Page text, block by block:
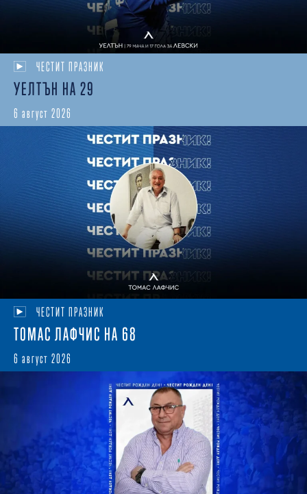
ЧЕСТИТ ПРАЗНИК
УЕЛТЪН НА 29
6 август 2026
ЧЕСТИТ ПРАЗНИК
ТОМАС ЛАФЧИС НА 68
6 август 2026